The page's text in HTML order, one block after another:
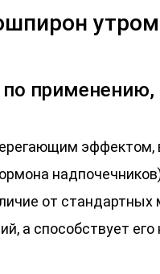
применению,
от стандартных
а способствует